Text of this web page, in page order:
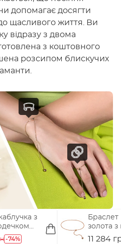
допомагає досягти
щасливого життя. Ви
відразу з двома
з коштовного
розсипом блискучих
з
-74%
Браслет
золота з
326212/1)
11 284